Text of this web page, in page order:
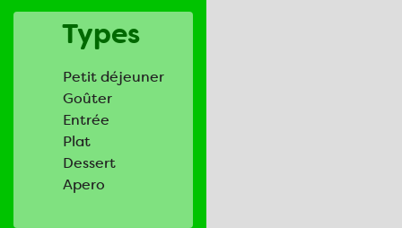
Types
Petit déjeuner
Goûter
Entrée
Plat
Dessert
Apero